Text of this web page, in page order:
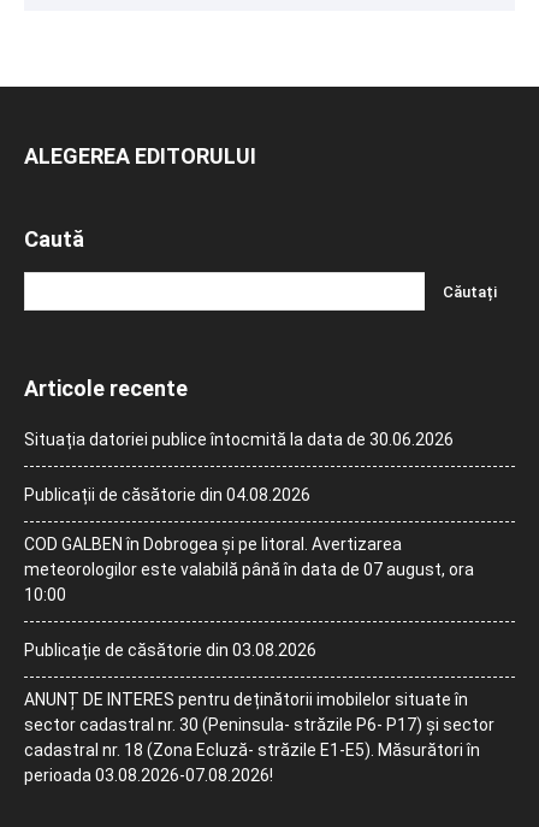
ALEGEREA EDITORULUI
Caută
Articole recente
Situația datoriei publice întocmită la data de 30.06.2026
Publicații de căsătorie din 04.08.2026
COD GALBEN în Dobrogea și pe litoral. Avertizarea
meteorologilor este valabilă până în data de 07 august, ora
10:00
Publicație de căsătorie din 03.08.2026
ANUNȚ DE INTERES pentru deținătorii imobilelor situate în
sector cadastral nr. 30 (Peninsula- străzile P6- P17) și sector
cadastral nr. 18 (Zona Ecluză- străzile E1-E5). Măsurători în
perioada 03.08.2026-07.08.2026!